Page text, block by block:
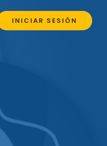
INICIAR SESIÓN